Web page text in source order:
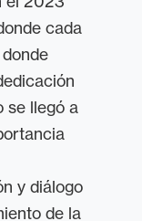
cada
se llegó a
y diálogo
de la